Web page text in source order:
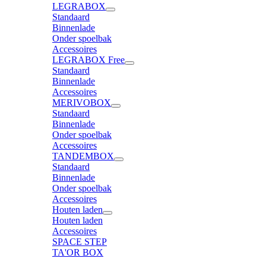
LEGRABOX
Standaard
Binnenlade
Onder spoelbak
Accessoires
LEGRABOX Free
Standaard
Binnenlade
Accessoires
MERIVOBOX
Standaard
Binnenlade
Onder spoelbak
Accessoires
TANDEMBOX
Standaard
Binnenlade
Onder spoelbak
Accessoires
Houten laden
Houten laden
Accessoires
SPACE STEP
TA'OR BOX